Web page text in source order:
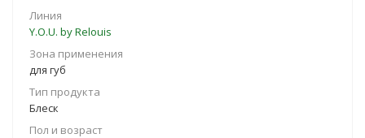
Линия
Y.O.U. by Relouis
Зона применения
для губ
Тип продукта
Блеск
Пол и возраст